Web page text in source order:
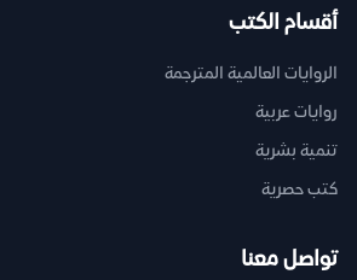
أقسام الكتب
الروايات العالمية المترجمة
روايات عربية
تنمية بشرية
كتب حصرية
تواصل معنا